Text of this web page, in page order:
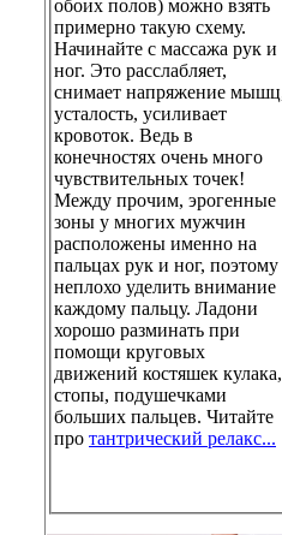
обоих полов) можно взять
примерно такую схему.
Начинайте с массажа рук и
ног. Это расслабляет,
снимает напряжение мышц,
усталость, усиливает
кровоток. Ведь в
конечностях очень много
чувствительных точек!
Между прочим, эрогенные
зоны у многих мужчин
расположены именно на
пальцах рук и ног, поэтому
неплохо уделить внимание
каждому пальцу. Ладони
хорошо разминать при
помощи круговых
движений костяшек кулака,
стопы, подушечками
больших пальцев. Читайте
про
тантрический релакс...